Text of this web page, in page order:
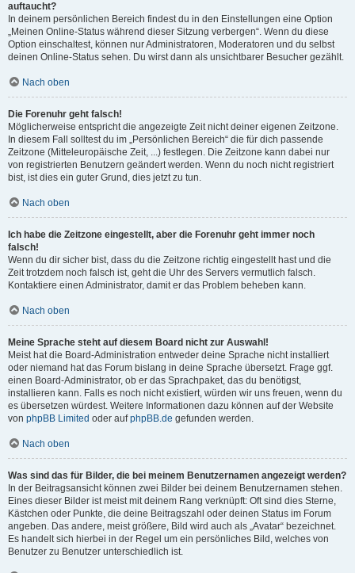
auftaucht?
In deinem persönlichen Bereich findest du in den Einstellungen eine Option
„Meinen Online-Status während dieser Sitzung verbergen“. Wenn du diese
Option einschaltest, können nur Administratoren, Moderatoren und du selbst
deinen Online-Status sehen. Du wirst dann als unsichtbarer Besucher gezählt.
Nach oben
Die Forenuhr geht falsch!
Möglicherweise entspricht die angezeigte Zeit nicht deiner eigenen Zeitzone.
In diesem Fall solltest du im „Persönlichen Bereich“ die für dich passende
Zeitzone (Mitteleuropäische Zeit, ...) festlegen. Die Zeitzone kann dabei nur
von registrierten Benutzern geändert werden. Wenn du noch nicht registriert
bist, ist dies ein guter Grund, dies jetzt zu tun.
Nach oben
Ich habe die Zeitzone eingestellt, aber die Forenuhr geht immer noch
falsch!
Wenn du dir sicher bist, dass du die Zeitzone richtig eingestellt hast und die
Zeit trotzdem noch falsch ist, geht die Uhr des Servers vermutlich falsch.
Kontaktiere einen Administrator, damit er das Problem beheben kann.
Nach oben
Meine Sprache steht auf diesem Board nicht zur Auswahl!
Meist hat die Board-Administration entweder deine Sprache nicht installiert
oder niemand hat das Forum bislang in deine Sprache übersetzt. Frage ggf.
einen Board-Administrator, ob er das Sprachpaket, das du benötigst,
installieren kann. Falls es noch nicht existiert, würden wir uns freuen, wenn du
es übersetzen würdest. Weitere Informationen dazu können auf der Website
von phpBB Limited oder aufphpBB.de gefunden werden.
Nach oben
Was sind das für Bilder, die bei meinem Benutzernamen angezeigt werden?
In der Beitragsansicht können zwei Bilder bei deinem Benutzernamen stehen.
Eines dieser Bilder ist meist mit deinem Rang verknüpft: Oft sind dies Sterne,
Kästchen oder Punkte, die deine Beitragszahl oder deinen Status im Forum
angeben. Das andere, meist größere, Bild wird auch als „Avatar“ bezeichnet.
Es handelt sich hierbei in der Regel um ein persönliches Bild, welches von
Benutzer zu Benutzer unterschiedlich ist.